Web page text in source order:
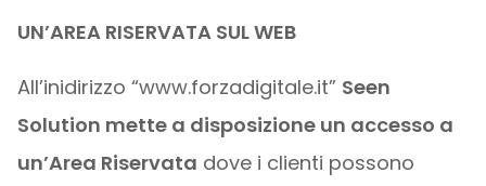
UN’AREA RISERVATA SUL WEB
All’inidirizzo “www.forzadigitale.it” Seen
Solution mette a disposizione un accesso a
un’Area Riservata dove i clienti possono